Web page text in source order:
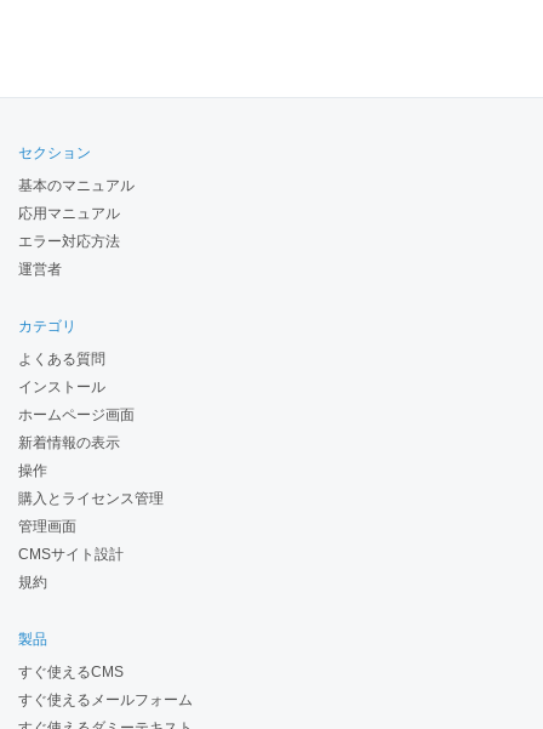
セクション
基本のマニュアル
応用マニュアル
エラー対応方法
運営者
カテゴリ
よくある質問
インストール
ホームページ画面
新着情報の表示
操作
購入とライセンス管理
管理画面
CMSサイト設計
規約
製品
すぐ使えるCMS
すぐ使えるメールフォーム